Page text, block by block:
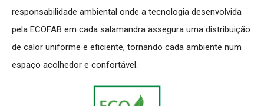
responsabilidade ambiental onde a tecnologia desenvolvida
pela ECOFAB em cada salamandra assegura uma distribuição
de calor uniforme e eficiente, tornando cada ambiente num
espaço acolhedor e confortável.